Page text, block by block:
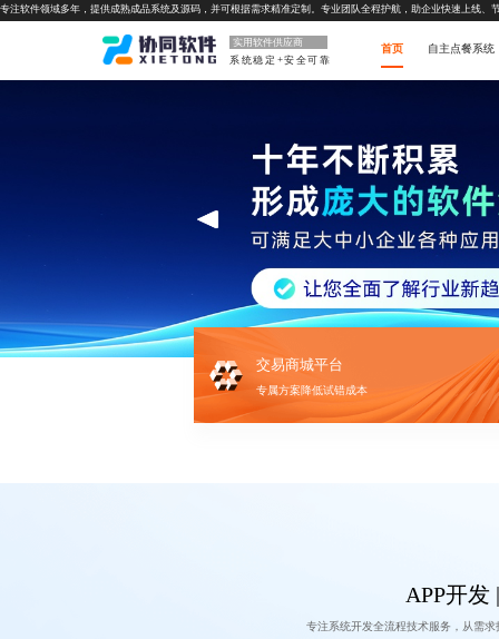
专注软件领域多年，提供成熟成品系统及源码，并可根据需求精准定制。专业团队全程护航，助企业快速上线、
实用软件供应商
系统稳定+安全可靠
首页 自主点餐系统
交易商城平台
专属方案降低试错成本
APP开
专注系统开发全流程技术服务，从需